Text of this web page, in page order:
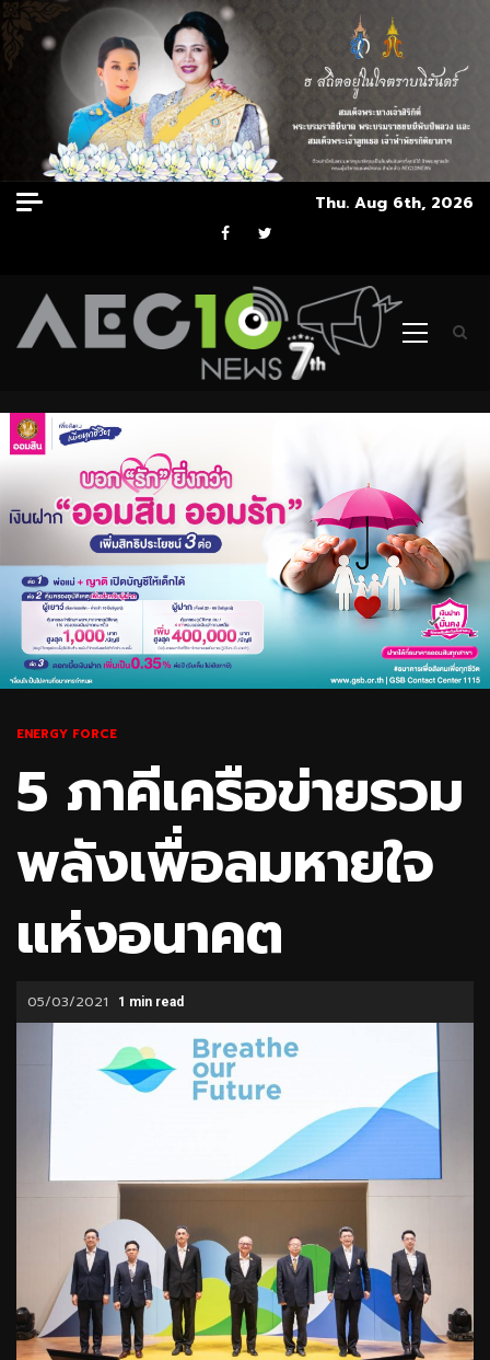
Skip
to
Thu. Aug 6th, 2026
Facebook
Twitter
Primary
ENERGY FORCE
5 ภาคีเครือข่ายรวม
พลังเพื่อลมหายใจ
แห่งอนาคต
05/03/2021 1 min read